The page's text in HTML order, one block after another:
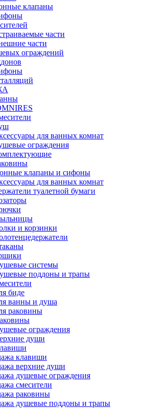
клапаны
части
части
ограждений
для ванных комнат
ограждения
клапаны и сифоны
для ванных комнат
туалетной бумаги
и корзинки
системы
поддоны и трапы
биде
ванны и душа
раковины
ограждения
души
клавиши
верхние души
душевые ограждения
смесители
раковины
душевые поддоны и трапы